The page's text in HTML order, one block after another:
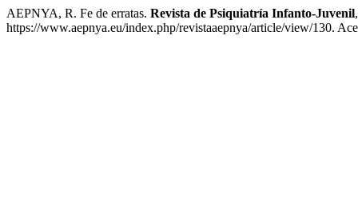
AEPNYA, R. Fe de erratas. Revista de Psiquiatría Infanto-Juvenil
https://www.aepnya.eu/index.php/revistaaepnya/article/view/130.